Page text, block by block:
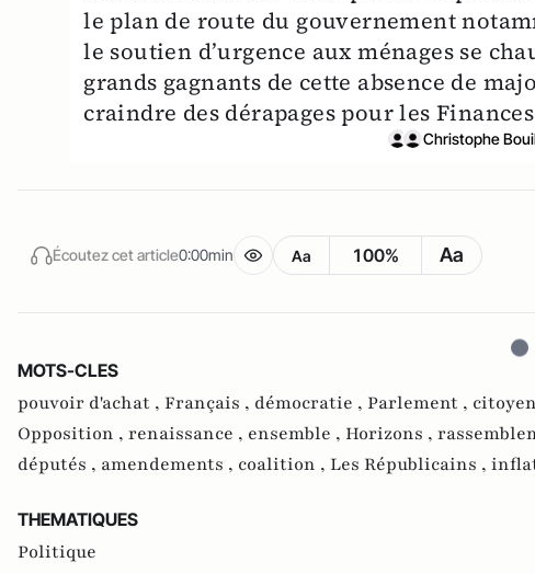
le plan de route du gouvernement
le soutien d’urgence aux ménages se
grands gagnants de cette absence de
craindre des dérapages pour les
Christophe
Écoutez cet article0:00min Aa 100% Aa
MOTS-CLES
pouvoir d'achat , Français , démocratie , Parlement ,
Opposition , renaissance , ensemble , Horizons ,
députés , amendements , coalition , Les Républicains ,
THEMATIQUES
Politique